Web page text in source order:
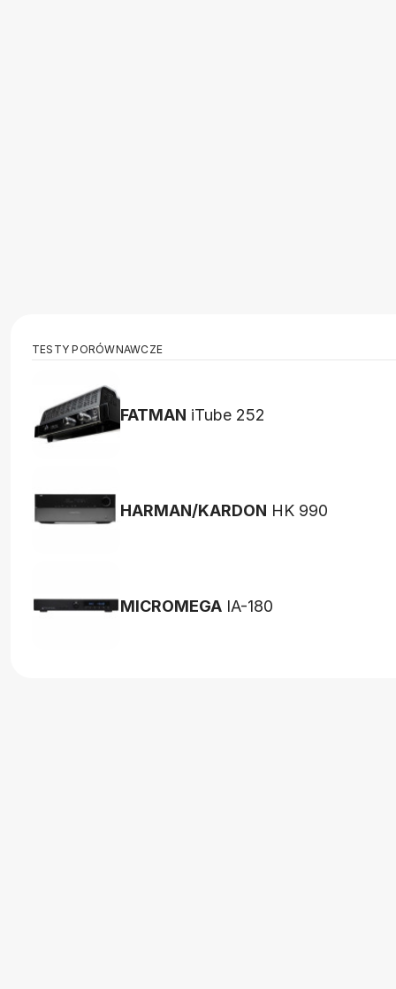
TESTY PORÓWNAWCZE
FATMAN iTube 252
HARMAN/KARDON HK 990
MICROMEGA IA-180